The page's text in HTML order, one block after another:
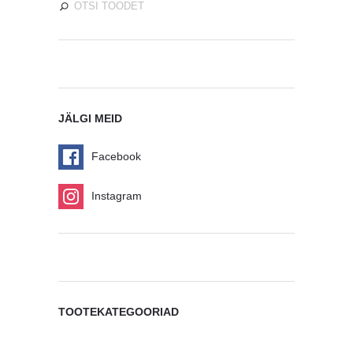
JÄLGI MEID
Facebook
Instagram
TOOTEKATEGOORIAD